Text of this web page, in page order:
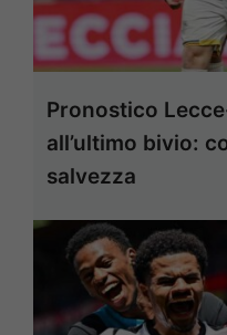
Pronostico
all’ultimo bivio:
salvezza